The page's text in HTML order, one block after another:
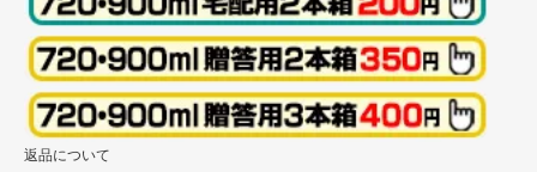
返品について